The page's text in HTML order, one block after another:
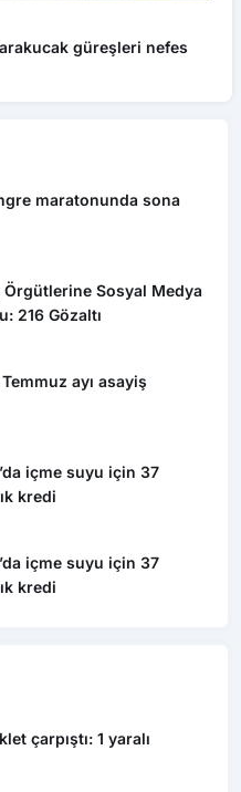
güreşleri nefes
maratonunda sona
Örgütlerine Sosyal Medya
216 Gözaltı
ayı asayiş
içme suyu için 37
kredi
içme suyu için 37
kredi
çarpıştı: 1 yaralı